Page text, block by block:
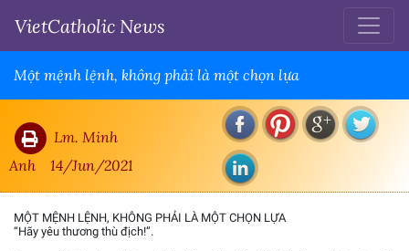
VietCatholic News
Một mệnh lệnh, không phải là một chọn lựa
Lm. Minh
Anh
14/Jun/2021
MỘT MỆNH LỆNH, KHÔNG PHẢI LÀ MỘT CHỌN LỰA
“Hãy yêu thương thù địch!”.